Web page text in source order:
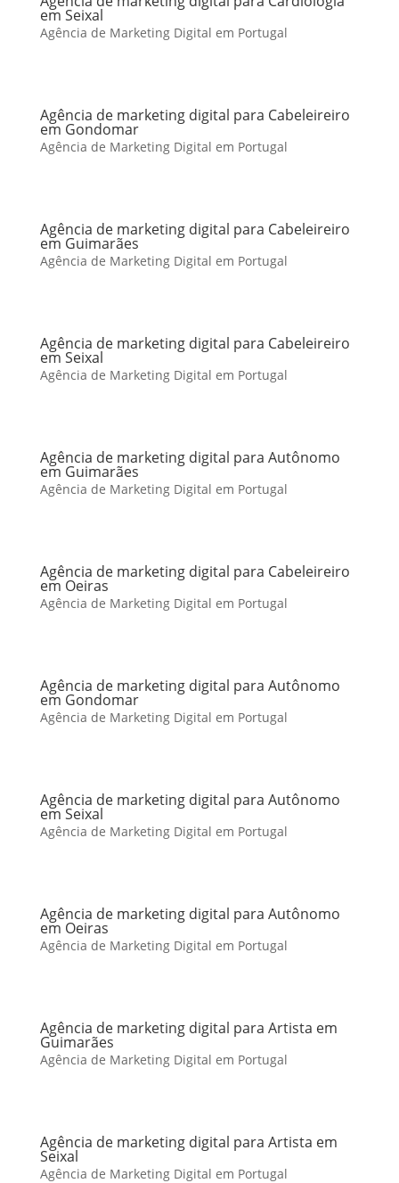
em Seixal
Agência de Marketing Digital em Portugal
Agência de marketing digital para Cabeleireiro
em Gondomar
Agência de Marketing Digital em Portugal
Agência de marketing digital para Cabeleireiro
em Guimarães
Agência de Marketing Digital em Portugal
Agência de marketing digital para Cabeleireiro
em Seixal
Agência de Marketing Digital em Portugal
Agência de marketing digital para Autônomo
em Guimarães
Agência de Marketing Digital em Portugal
Agência de marketing digital para Cabeleireiro
em Oeiras
Agência de Marketing Digital em Portugal
Agência de marketing digital para Autônomo
em Gondomar
Agência de Marketing Digital em Portugal
Agência de marketing digital para Autônomo
em Seixal
Agência de Marketing Digital em Portugal
Agência de marketing digital para Autônomo
em Oeiras
Agência de Marketing Digital em Portugal
Agência de marketing digital para Artista em
Guimarães
Agência de Marketing Digital em Portugal
Agência de marketing digital para Artista em
Seixal
Agência de Marketing Digital em Portugal